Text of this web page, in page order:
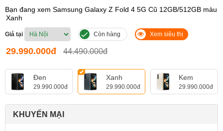
Bạn đang xem Samsung Galaxy Z Fold 4 5G Cũ 12GB/512GB màu
Xanh
Giá tại Còn hàng Xem siêu thị
29.990.000đ 44.490.000đ
Đen
29.990.000đ
Xanh
29.990.000đ
Kem
29.990.000đ
KHUYẾN MẠI